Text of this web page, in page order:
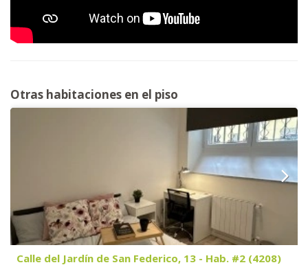
Otras habitaciones en el piso
Calle del Jardín de San Federico, 13 - Hab. #2 (4208)